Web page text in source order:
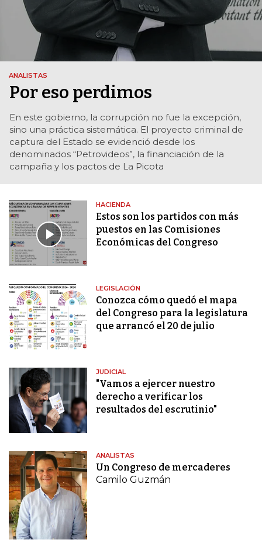
ANALISTAS
Por eso perdimos
En este gobierno, la corrupción no fue la excepción,
sino una práctica sistemática. El proyecto criminal de
captura del Estado se evidenció desde los
denominados “Petrovideos”, la financiación de la
campaña y los pactos de La Picota
HACIENDA
Estos son los partidos con más
puestos en las Comisiones
Económicas del Congreso
LEGISLACIÓN
Conozca cómo quedó el mapa
del Congreso para la legislatura
que arrancó el 20 de julio
JUDICIAL
"Vamos a ejercer nuestro
derecho a verificar los
resultados del escrutinio"
ANALISTAS
Un Congreso de mercaderes
Camilo Guzmán